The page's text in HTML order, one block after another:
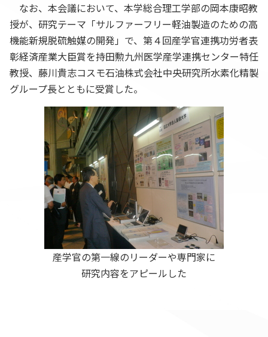
なお、本会議において、本学総合理工学部の岡本康昭教
授が、研究テーマ「サルファーフリー軽油製造のための高
機能新規脱硫触媒の開発」で、第４回産学官連携功労者表
彰経済産業大臣賞を持田勲九州医学産学連携センター特任
教授、藤川貴志コスモ石油株式会社中央研究所水素化精製
グループ長とともに受賞した。
産学官の第一線のリーダーや専門家に
研究内容をアピールした